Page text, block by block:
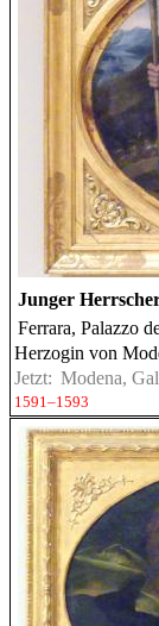
Junger
Ferrara, Palazzo
Herzogin von
Jetzt: Modena,
1591–1593